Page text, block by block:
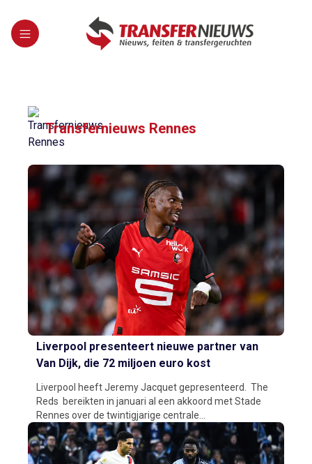
Transfernieuws Rennes
Liverpool presenteert nieuwe partner van
Van Dijk, die 72 miljoen euro kost
Liverpool heeft Jeremy Jacquet gepresenteerd. The
Reds bereikten in januari al een akkoord met Stade
Rennes over de twintigjarige centrale...